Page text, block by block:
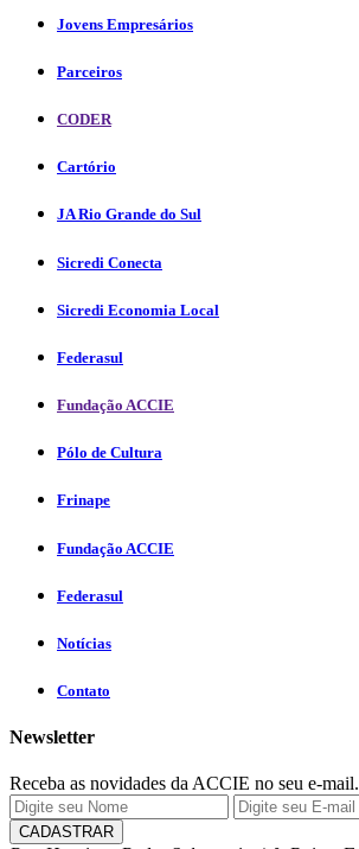
Jovens Empresários
Parceiros
CODER
Cartório
JA Rio Grande do Sul
Sicredi Conecta
Sicredi Economia Local
Federasul
Fundação ACCIE
Pólo de Cultura
Frinape
Fundação ACCIE
Federasul
Notícias
Contato
Newsletter
Receba as novidades da ACCIE no seu e-mail.